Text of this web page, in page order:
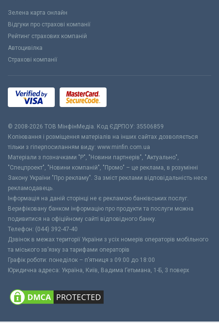
Зелена карта онлайн
Відгуки про страхові компанії
Рейтинг страхових компаній
Автоцивілка
Страхові компанії
© 2008-2026 ТОВ МiнфiнМедiа. Код ЄДРПОУ: 35506859
Копіювання і розміщення матеріалів на інших сайтах дозволяється
тільки з гіперпосиланням виду: www.minfin.com.ua
Матеріали з позначками "Р", "Новини партнерів", "Актуально",
"Спецпроект", "Новини компаній", "Промо" – це реклама, в розумінні
Закону України "Про рекламу". За зміст реклами відповідальність несе
рекламодавець.
Інформація на даній сторінці не є рекламою банківських послуг.
Верифіковану банком інформацію про продукти та послуги можна
подивитися на офіційному сайті відповідного банку.
Телефон: (044) 392-47-40
Дзвінок в межах території України з усіх номерів операторів мобільного
та міського зв’язку за тарифами операторів
Графік роботи: понеділок – п’ятниця з 09:00 до 18:00
Юридична адреса: Україна, Київ, Вадима Гетьмана, 1-Б, 3 поверх